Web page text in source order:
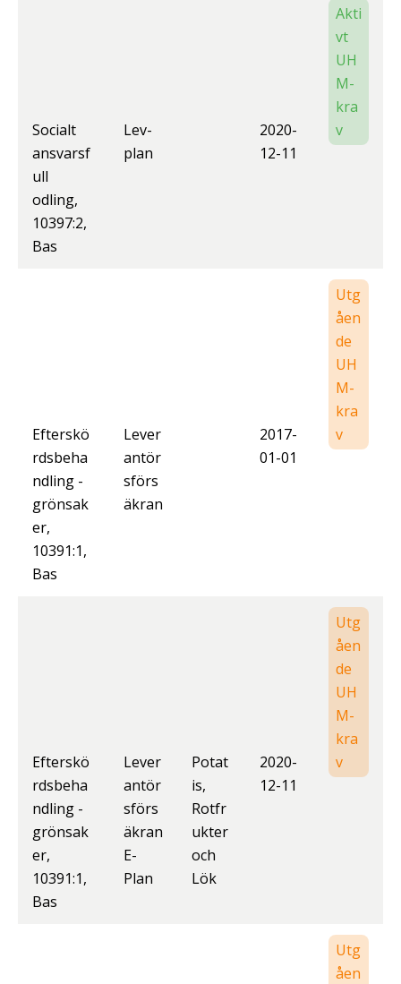
Socialt
ansvarsf
ull
odling,
10397:2,
Bas
Lev-
plan
2020-
12-11
Akti
vt
UH
M-
kra
v
Efterskö
rdsbeha
ndling -
grönsak
er,
10391:1,
Bas
Lever
antör
sförs
äkran
2017-
01-01
Utg
åen
de
UH
M-
kra
v
Efterskö
rdsbeha
ndling -
grönsak
er,
10391:1,
Bas
Lever
antör
sförs
äkran
E-
Plan
Potat
is,
Rotfr
ukter
och
Lök
2020-
12-11
Utg
åen
de
UH
M-
kra
v
Utg
åen